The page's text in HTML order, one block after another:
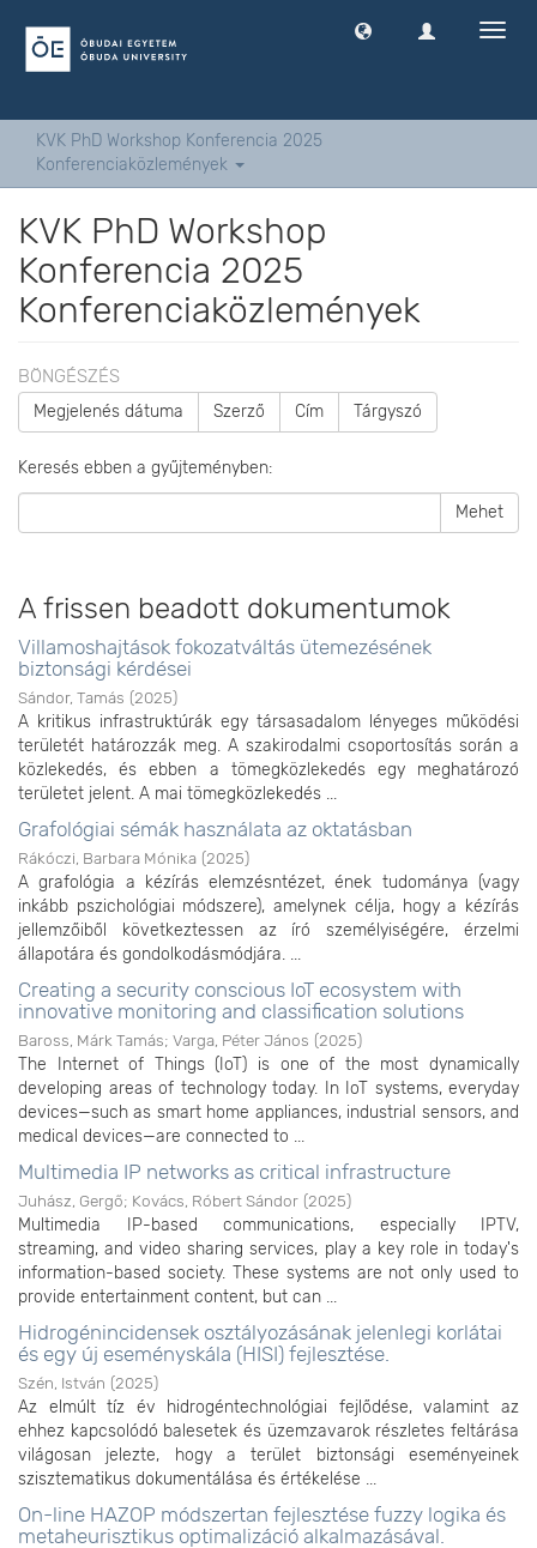
KVK PhD Workshop Konferencia 2025
Konferenciaközlemények
KVK PhD Workshop
Konferencia 2025
Konferenciaközlemények
BÖNGÉSZÉS
Megjelenés dátuma Szerző Cím Tárgyszó
Keresés ebben a gyűjteményben:
Mehet
A frissen beadott dokumentumok
Villamoshajtások fokozatváltás ütemezésének
biztonsági kérdései
Sándor, Tamás (2025)
A kritikus infrastruktúrák egy társasadalom lényeges működési
területét határozzák meg. A szakirodalmi csoportosítás során a
közlekedés, és ebben a tömegközlekedés egy meghatározó
területet jelent. A mai tömegközlekedés ...
Grafológiai sémák használata az oktatásban
Rákóczi, Barbara Mónika (2025)
A grafológia a kézírás elemzésntézet, ének tudománya (vagy
inkább pszichológiai módszere), amelynek célja, hogy a kézírás
jellemzőiből következtessen az író személyiségére, érzelmi
állapotára és gondolkodásmódjára. ...
Creating a security conscious IoT ecosystem with
innovative monitoring and classification solutions
Baross, Márk Tamás; Varga, Péter János (2025)
The Internet of Things (IoT) is one of the most dynamically
developing areas of technology today. In IoT systems, everyday
devices—such as smart home appliances, industrial sensors, and
medical devices—are connected to ...
Multimedia IP networks as critical infrastructure
Juhász, Gergő; Kovács, Róbert Sándor (2025)
Multimedia IP-based communications, especially IPTV,
streaming, and video sharing services, play a key role in today's
information-based society. These systems are not only used to
provide entertainment content, but can ...
Hidrogénincidensek osztályozásának jelenlegi korlátai
és egy új eseményskála (HISI) fejlesztése.
Szén, István (2025)
Az elmúlt tíz év hidrogéntechnológiai fejlődése, valamint az
ehhez kapcsolódó balesetek és üzemzavarok részletes feltárása
világosan jelezte, hogy a terület biztonsági eseményeinek
szisztematikus dokumentálása és értékelése ...
On-line HAZOP módszertan fejlesztése fuzzy logika és
metaheurisztikus optimalizáció alkalmazásával.